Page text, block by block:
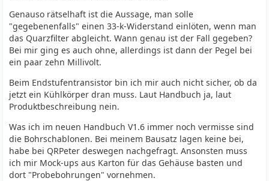
Genauso rätselhaft ist die Aussage, man solle
"gegebenenfalls" einen 33-k-Widerstand einlöten, wenn man
das Quarzfilter abgleicht. Wann genau ist der Fall gegeben?
Bei mir ging es auch ohne, allerdings ist dann der Pegel bei
ein paar zehn Millivolt.
Beim Endstufentransistor bin ich mir auch nicht sicher, ob da
jetzt ein Kühlkörper dran muss. Laut Handbuch ja, laut
Produktbeschreibung nein.
Was ich im neuen Handbuch V1.6 immer noch vermisse sind
die Bohrschablonen. Bei meinem Bausatz lagen keine bei,
habe bei QRPeter deswegen nachgefragt. Ansonsten muss
ich mir Mock-ups aus Karton für das Gehäuse basten und
dort "Probebohrungen" vornehmen.